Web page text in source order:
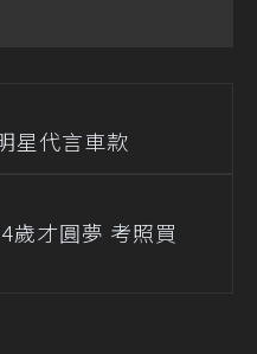
星代言車款
歲才圓夢 考照買